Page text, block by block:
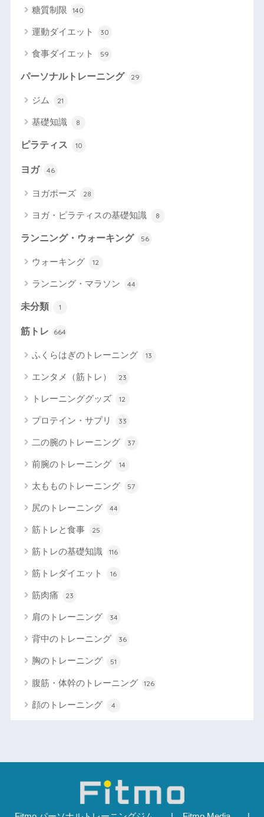
糖質制限 140
運動ダイエット 30
食事ダイエット 59
パーソナルトレーニング 29
ジム 21
基礎知識 8
ピラティス 10
ヨガ 46
ヨガポーズ 28
ヨガ・ピラティスの基礎知識 8
ランニング・ウォーキング 56
ウォーキング 12
ランニング・マラソン 44
未分類 1
筋トレ 664
ふくらはぎのトレーニング 13
エンタメ（筋トレ） 23
トレーニンググッズ 12
プロテイン・サプリ 33
二の腕のトレーニング 37
前腕のトレーニング 14
太もものトレーニング 57
尻のトレーニング 44
筋トレと食事 25
筋トレの基礎知識 116
筋トレダイエット 16
筋肉痛 23
肩のトレーニング 34
背中のトレーニング 36
胸のトレーニング 51
腹筋・体幹のトレーニング 126
顔のトレーニング 4